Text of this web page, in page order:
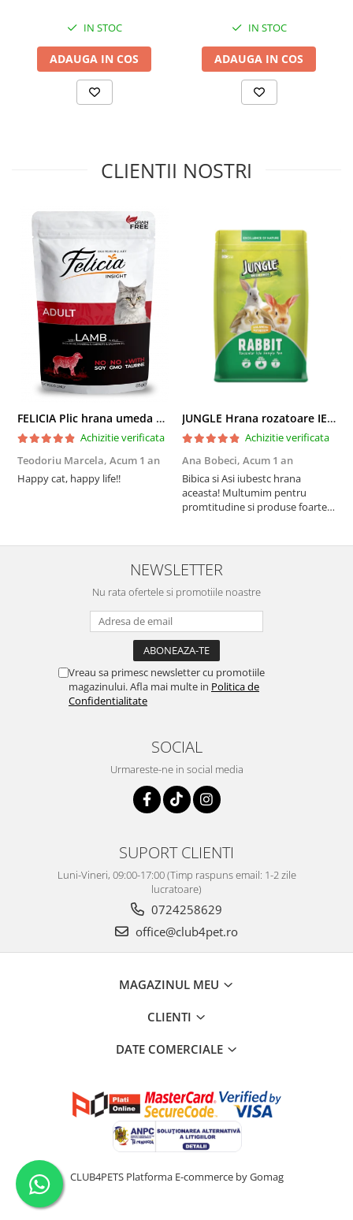
IN STOC
ADAUGA IN COS
IN STOC
ADAUGA IN COS
CLIENTII NOSTRI
FELICIA Plic hrana umeda pentru pisici adulte, cu Miel, Set 12x85g
Achizitie verificata
Teodoriu Marcela, Acum 1 an
Happy cat, happy life!!
JUNGLE Hrana rozatoare IEPURI 500g
Achizitie verificata
Ana Bobeci, Acum 1 an
Bibica si Asi iubestc hrana
aceasta! Multumim pentru
promtitudine si produse foarte
NEWSLETTER
Nu rata ofertele si promotiile noastre
Vreau sa primesc newsletter cu promotiile
magazinului. Afla mai multe in Politica de
Confidentialitate
SOCIAL
Urmareste-ne in social media
SUPORT CLIENTI
Luni-Vineri, 09:00-17:00 (Timp raspuns email: 1-2 zile
lucratoare)
0724258629
office@club4pet.ro
MAGAZINUL MEU
CLIENTI
DATE COMERCIALE
CLUB4PETS Platforma E-commerce by Gomag